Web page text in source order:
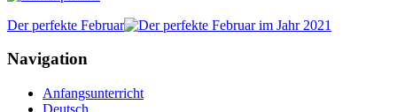
Der perfekte Februar
Navigation
Anfangsunterricht
Deutsch